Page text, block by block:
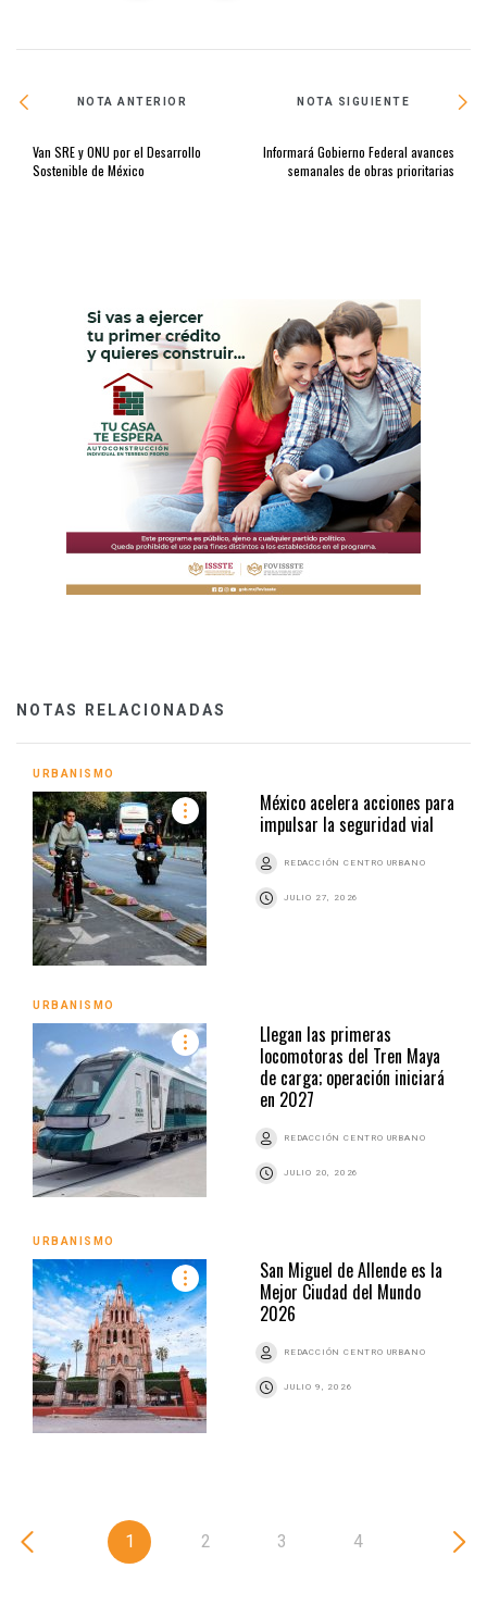
NOTA ANTERIOR
Van SRE y ONU por el Desarrollo
Sostenible de México
NOTA SIGUIENTE
Informará Gobierno Federal avances
semanales de obras prioritarias
NOTAS RELACIONADAS
URBANISMO
México acelera acciones para
impulsar la seguridad vial
REDACCIÓN CENTRO URBANO
JULIO 27, 2026
URBANISMO
Llegan las primeras
locomotoras del Tren Maya
de carga; operación iniciará
en 2027
REDACCIÓN CENTRO URBANO
JULIO 20, 2026
URBANISMO
San Miguel de Allende es la
Mejor Ciudad del Mundo
2026
REDACCIÓN CENTRO URBANO
JULIO 9, 2026
1 2 3 4